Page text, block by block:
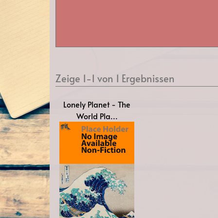
Zeige 1-1 von 1 Ergebnissen
Lonely Planet - The
World Pla...